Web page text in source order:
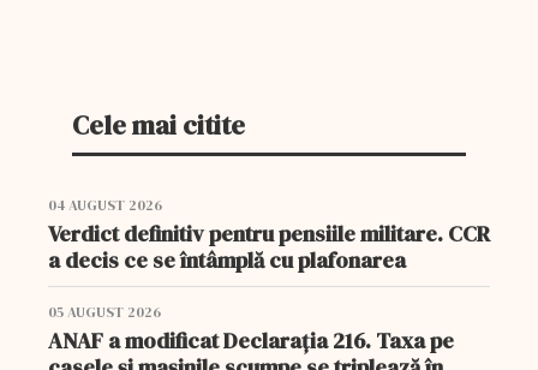
Cele mai citite
04 AUGUST 2026
Verdict definitiv pentru pensiile militare. CCR
a decis ce se întâmplă cu plafonarea
05 AUGUST 2026
ANAF a modificat Declarația 216. Taxa pe